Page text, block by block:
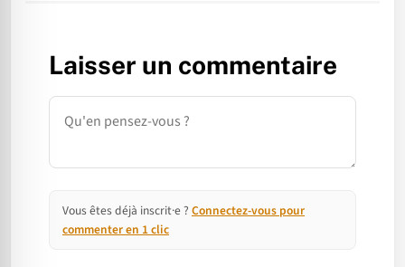
Laisser un commentaire
Commentaire
Vous êtes déjà inscrit·e ? Connectez-vous pour
commenter en 1 clic